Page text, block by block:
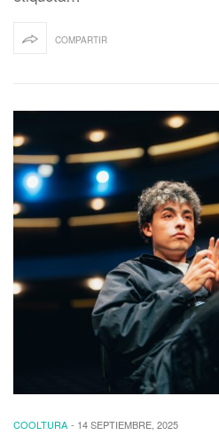
COMPARTIR
COOLTURA - 14 SEPTIEMBRE, 2025